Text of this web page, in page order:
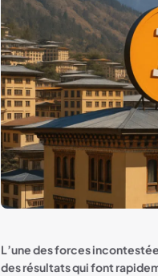
L’une des forces
des résultats qui font